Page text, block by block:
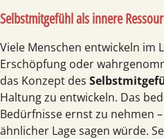
Selbstmitgefühl als innere
Viele Menschen entwickeln im
Erschöpfung oder
das Konzept des
Haltung zu entwickeln. Das
Bedürfnisse ernst zu nehmen
ähnlicher Lage sagen würde.